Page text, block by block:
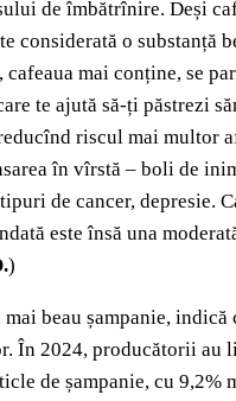
de îmbătrînire. Deși
considerată o substanță
mai conține, se
te ajută să-ți păstrezi
riscul mai multor
în vîrstă – boli de
de cancer, depresie.
este însă una
)
beau șampanie, indică
În 2024, producătorii au
de șampanie, cu 9,2%